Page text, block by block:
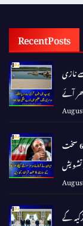
Recent Posts
نازی
آئے
ایران نے آبنائے ہرمز کی مکمل بحالی کے لیے امریکا کے سامنے 6 سخت
تشویش
کے